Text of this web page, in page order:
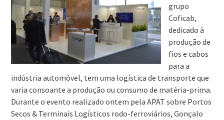
grupo
Coficab,
dedicado à
produção de
fios e cabos
para a
indústria automóvel, tem uma logística de transporte que
varia consoante a produção ou consumo de matéria-prima.
Durante o evento realizado ontem pela APAT sobre Portos
Secos & Terminais Logísticos rodo-ferroviários, Gonçalo